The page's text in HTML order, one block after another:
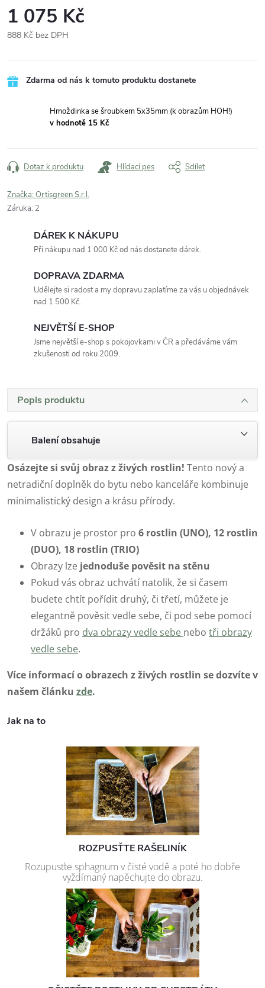
1 075 Kč
888 Kč bez DPH
cena:
Zdarma od nás k tomuto produktu dostanete
Hmoždinka se šroubkem 5x35mm (k obrazům HOH!)
v hodnotě 15 Kč
Dotaz k produktu Hlídací pes Sdílet
Značka: Ortisgreen S.r.l.
Záruka: 2
DÁREK K NÁKUPU
Při nákupu nad 1 000 Kč od nás dostanete dárek.
DOPRAVA ZDARMA
Udělejte si radost a my dopravu zaplatíme za vás u objednávek
nad 1 500 Kč.
NEJVĚTŠÍ E-SHOP
Jsme největší e-shop s pokojovkami v ČR a předáváme vám
zkušenosti od roku 2009.
Popis produktu
Balení obsahuje
Osázejte si svůj obraz z živých rostlin! Tento nový a
netradiční doplněk do bytu nebo kanceláře kombinuje
minimalistický design a krásu přírody.
V obrazu je prostor pro 6 rostlin (UNO), 12 rostlin
(DUO), 18 rostlin (TRIO)
Obrazy lze jednoduše pověsit na stěnu
Pokud vás obraz uchvátí natolik, že si časem
budete chtít pořídit druhý, či třetí, můžete je
elegantně pověsit vedle sebe, či pod sebe pomocí
držáků pro dva obrazy vedle sebe nebo tři obrazy
vedle sebe.
Více informací o obrazech z živých rostlin se dozvíte v
našem článku zde.
Jak na to
ROZPUSŤTE RAŠELINÍK
Rozupusťte sphagnum v čisté vodě a poté ho dobře
vyždímaný napěchujte do obrazu.